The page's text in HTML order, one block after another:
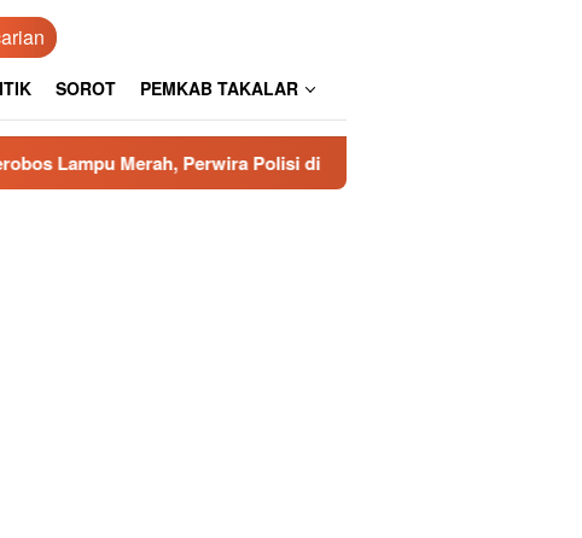
SOROT PEMKAB TAKALAR
Merah, Perwira Polisi di Bone Renggut Nyawa Balita